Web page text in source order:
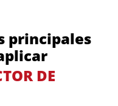
principales
DE